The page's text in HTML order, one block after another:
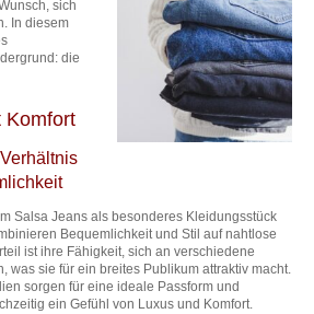
sich
In diesem
die
Komfort
Salsa Jeans als besonderes Kleidungsstück
Bequemlichkeit und Stil auf nahtlose
ist ihre Fähigkeit, sich an verschiedene
was sie für ein breites Publikum attraktiv macht.
sorgen für eine ideale Passform und
ein Gefühl von Luxus und Komfort.